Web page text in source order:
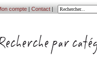
compte | Contact |